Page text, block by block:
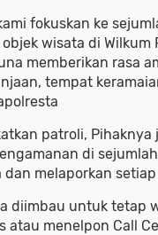
fokuskan ke
wisata di
memberikan rasa
tempat
patroli,
di
dan melaporkan
diimbau untuk tetap
atau menelpon Call